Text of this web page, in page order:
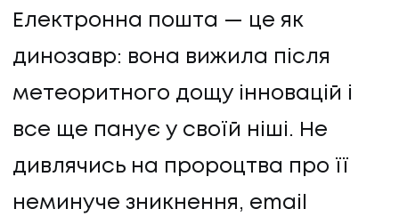
Електронна пошта — це як
динозавр: вона вижила після
метеоритного дощу інновацій і
все ще панує у своїй ніші. Не
дивлячись на пророцтва про її
неминуче зникнення, email